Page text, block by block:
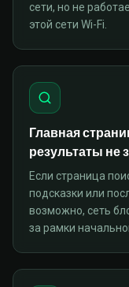
сети, но не
этой сети Wi-Fi.
Главная
результаты не
Если страница
подсказки или
возможно, сеть
за рамки